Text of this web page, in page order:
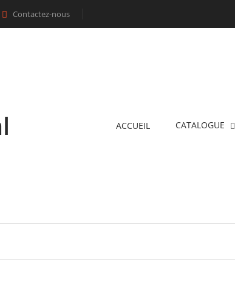
 Contactez-nous
ACCUEIL CATALOGUE